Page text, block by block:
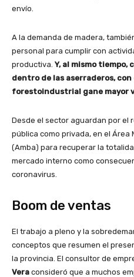
envío.
A la demanda de madera,
personal para cumplir con
productiva. Y, al mismo tiempo,
dentro de las aserraderos,
forestoindustrial gane mayor
Desde el sector aguardan por el
pública como privada, en el
(Amba) para recuperar la
mercado interno como
coronavirus.
Boom de ventas
El trabajo a pleno y la
conceptos que resumen el
la provincia. El consultor de
Vera consideró que a muchos